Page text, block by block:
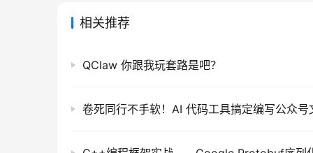
相关推荐
QClaw 你跟我玩套路是吧？